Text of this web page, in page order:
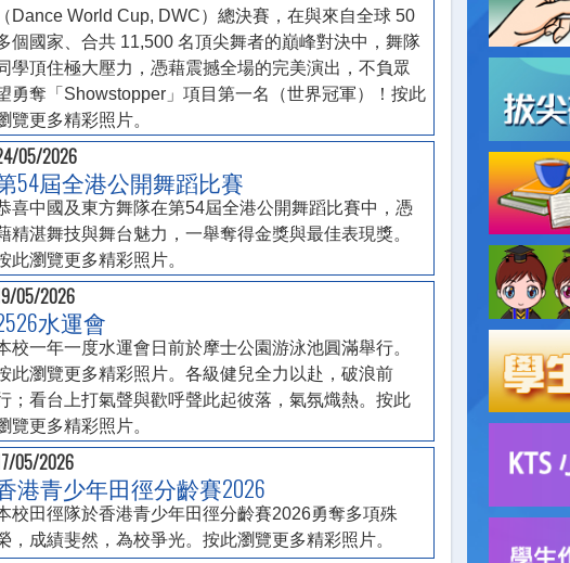
（Dance World Cup, DWC）總決賽，在與來自全球 50
個國家、合共 11,500 名頂尖舞者的巔峰對決中，舞隊
學頂住極大壓力，憑藉震撼全場的完美演出，不負眾
勇奪「Showstopper」項目第一名（世界冠軍）！按此
覽更多精彩照片。
05/2026
54屆全港公開舞蹈比賽
喜中國及東方舞隊在第54屆全港公開舞蹈比賽中，憑
精湛舞技與舞台魅力，一舉奪得金獎與最佳表現獎。
此瀏覽更多精彩照片。
05/2026
水運會
校一年一度水運會日前於摩士公園游泳池圓滿舉行。
此瀏覽更多精彩照片。各級健兒全力以赴，破浪前
；看台上打氣聲與歡呼聲此起彼落，氣氛熾熱。按此
覽更多精彩照片。
05/2026
港青少年田徑分齡賽2026
校田徑隊於香港青少年田徑分齡賽2026勇奪多項殊
，成績斐然，為校爭光。按此瀏覽更多精彩照片。